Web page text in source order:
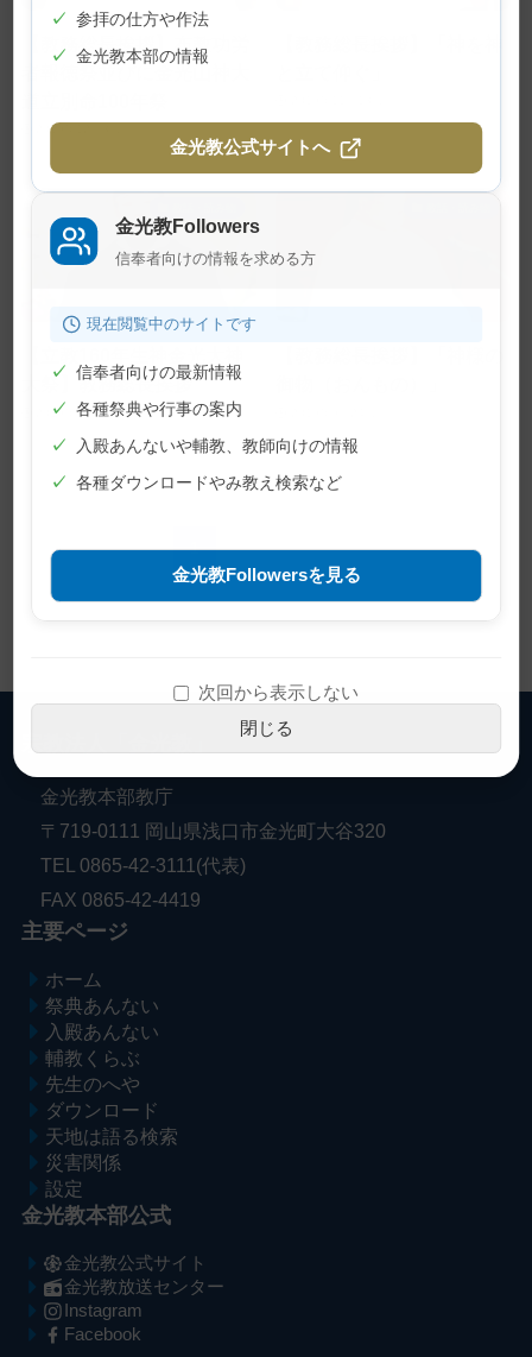
【教務総長挨拶】布教功労
2019年12月8日
大祭】教務総長挨拶
2019年10月11日
1 2 ... 4
宗教法人「金光教」
金光教本部教庁
〒719-0111 岡山県浅口市金光町大谷320
TEL 0865-42-3111(代表)
FAX 0865-42-4419
主要ページ
ホーム
祭典あんない
入殿あんない
輔教くらぶ
先生のへや
ダウンロード
天地は語る検索
災害関係
設定
金光教本部公式
金光教公式サイト
金光教放送センター
Instagram
Facebook
✓ 参拝の仕方や作法
✓ 金光教本部の情報
金光教公式サイトへ
金光教Followers
信奉者向けの情報を求める方
現在閲覧中のサイトです
✓ 信奉者向けの最新情報
✓ 各種祭典や行事の案内
✓ 入殿あんないや輔教、教師向けの情報
✓ 各種ダウンロードやみ教え検索など
金光教Followersを見る
次回から表示しない
閉じる